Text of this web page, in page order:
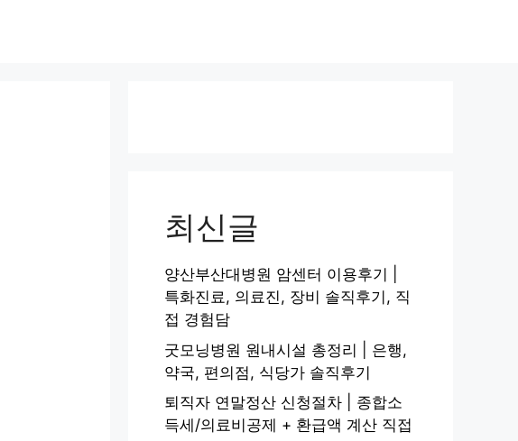
최신글
양산부산대병원 암센터 이용후기 |
특화진료, 의료진, 장비 솔직후기, 직
접 경험담
굿모닝병원 원내시설 총정리 | 은행,
약국, 편의점, 식당가 솔직후기
퇴직자 연말정산 신청절차 | 종합소
득세/의료비공제 + 환급액 계산 직접